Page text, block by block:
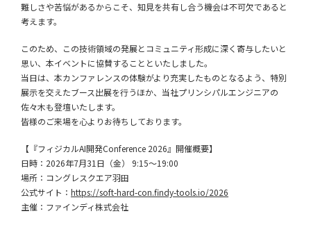
難しさや苦悩があるからこそ、知見を共有し合う機会は不可欠であると
考えます。
このため、この技術領域の発展とコミュニティ形成に深く寄与したいと
思い、本イベントに協賛することといたしました。
当日は、本カンファレンスの体験がより充実したものとなるよう、特別
展示を交えたブース出展を行うほか、当社プリンシパルエンジニアの
佐々木も登壇いたします。
皆様のご来場を心よりお待ちしております。
【『フィジカルAI開発Conference 2026』開催概要】
日時：2026年7月31日（金） 9:15〜19:00
場所：コングレスクエア羽田
公式サイト： https://soft-hard-con.findy-tools.io/2026
主催：ファインディ株式会社